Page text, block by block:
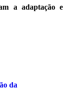
a adaptação e
da